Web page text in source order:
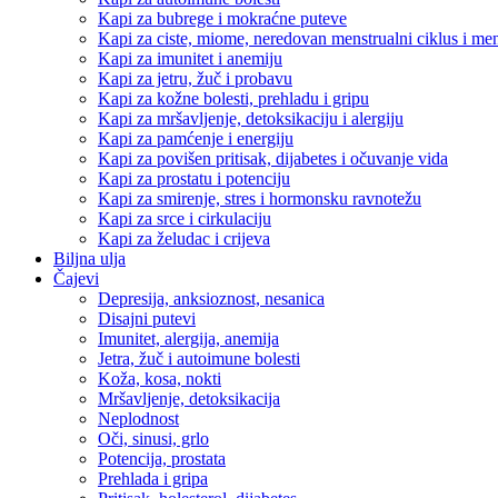
Kapi za bubrege i mokraćne puteve
Kapi za ciste, miome, neredovan menstrualni ciklus i
Kapi za imunitet i anemiju
Kapi za jetru, žuč i probavu
Kapi za kožne bolesti, prehladu i gripu
Kapi za mršavljenje, detoksikaciju i alergiju
Kapi za pamćenje i energiju
Kapi za povišen pritisak, dijabetes i očuvanje vida
Kapi za prostatu i potenciju
Kapi za smirenje, stres i hormonsku ravnotežu
Kapi za srce i cirkulaciju
Kapi za želudac i crijeva
Biljna ulja
Čajevi
Depresija, anksioznost, nesanica
Disajni putevi
Imunitet, alergija, anemija
Jetra, žuč i autoimune bolesti
Koža, kosa, nokti
Mršavljenje, detoksikacija
Neplodnost
Oči, sinusi, grlo
Potencija, prostata
Prehlada i gripa